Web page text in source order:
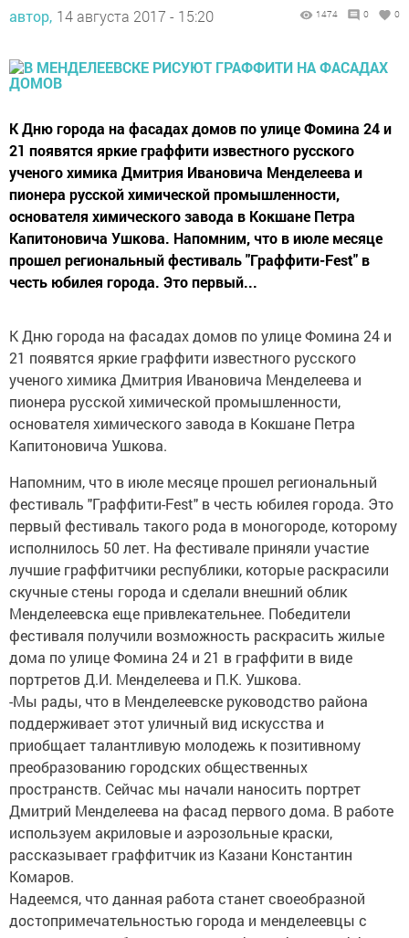
автор, 14 августа 2017 - 15:20 1474 0 0
К Дню города на фасадах домов по улице Фомина 24 и
21 появятся яркие граффити известного русского
ученого химика Дмитрия Ивановича Менделеева и
пионера русской химической промышленности,
основателя химического завода в Кокшане Петра
Капитоновича Ушкова. Напомним, что в июле месяце
прошел региональный фестиваль "Граффити-Fest" в
честь юбилея города. Это первый...
К Дню города на фасадах домов по улице Фомина 24 и
21 появятся яркие граффити известного русского
ученого химика Дмитрия Ивановича Менделеева и
пионера русской химической промышленности,
основателя химического завода в Кокшане Петра
Капитоновича Ушкова.
Напомним, что в июле месяце прошел региональный
фестиваль "Граффити-Fest" в честь юбилея города. Это
первый фестиваль такого рода в моногороде, которому
исполнилось 50 лет. На фестивале приняли участие
лучшие граффитчики республики, которые раскрасили
скучные стены города и сделали внешний облик
Менделеевска еще привлекательнее. Победители
фестиваля получили возможность раскрасить жилые
дома по улице Фомина 24 и 21 в граффити в виде
портретов Д.И. Менделеева и П.К. Ушкова.
-Мы рады, что в Менделеевске руководство района
поддерживает этот уличный вид искусства и
приобщает талантливую молодежь к позитивному
преобразованию городских общественных
пространств. Сейчас мы начали наносить портрет
Дмитрий Менделеева на фасад первого дома. В работе
используем акриловые и аэрозольные краски,
рассказывает граффитчик из Казани Константин
Комаров.
Надеемся, что данная работа станет своеобразной
достопримечательностью города и менделеевцы с